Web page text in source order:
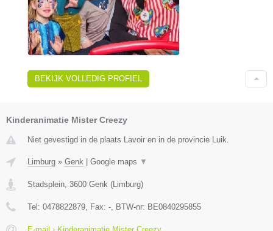
BEKIJK VOLLEDIG PROFIEL
Kinderanimatie Mister Creezy
Niet gevestigd in de plaats Lavoir en in de provincie Luik.
Limburg » Genk Google maps ▼
Stadsplein, 3600 Genk (Limburg)
Tel: 0478822879, Fax: -, BTW-nr: BE0840295855